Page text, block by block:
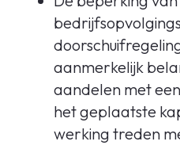
aanmerkelijk
aandelen met
het geplaatste
werking treden